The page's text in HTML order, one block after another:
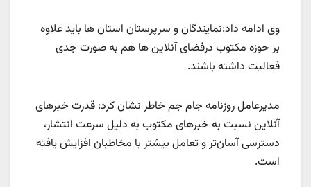
وی ادامه داد:نمایندگان و سرپرستان استان ها باید علاوه
بر حوزه مکتوب درفضای آنلاین ها هم به صورت جدی
فعالیت داشته باشند.
مدیرعامل روزنامه جام جم خاطر نشان کرد: قدرت خبرهای
آنلاین نسبت به خبرهای مکتوب به دلیل سرعت انتشار،
دسترسی آسان‌تر و تعامل بیشتر با مخاطبان افزایش یافته
است.